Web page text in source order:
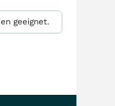
geeignet.